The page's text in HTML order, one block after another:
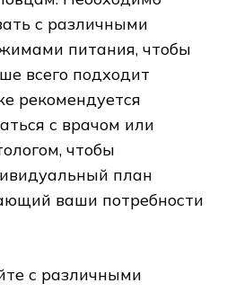
с различными
питания, чтобы
всего подходит
рекомендуется
с врачом или
чтобы
план
ваши потребности
с различными